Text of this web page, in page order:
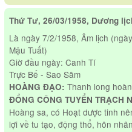
Thứ Tư, 26/03/1958, Dương
Là ngày 7/2/1958, Âm lịch
Mậu Tuất)
Giờ đầu ngày: Canh Tí
Trực Bế - Sao Sâm
HOÀNG ĐẠO: Thanh long
ĐỔNG CÔNG TUYỂN TRẠCH
Hoàng sa, có Hoạt dược tinh
lợi về tu tạo, động thổ, hôn